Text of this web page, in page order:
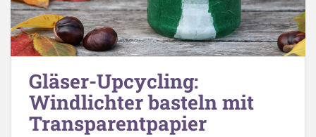
Gläser-Upcycling:
Windlichter basteln mit
Transparentpapier